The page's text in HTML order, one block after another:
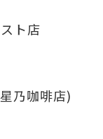
ト店
乃咖啡店)